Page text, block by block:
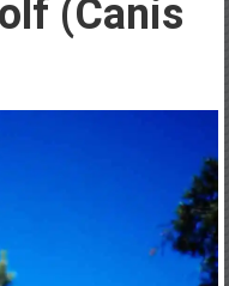
(Canis